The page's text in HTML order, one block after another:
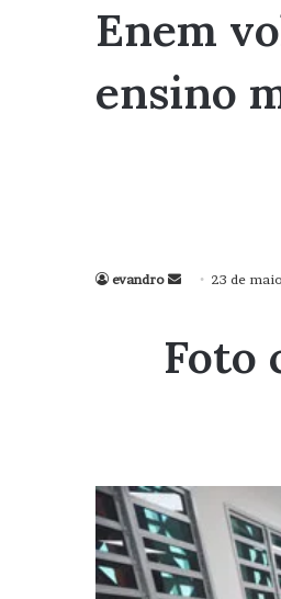
Enem
ensino
evandro
Mande
mail
23 de
Foto